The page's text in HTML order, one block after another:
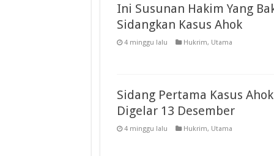
Ini Susunan Hakim Yang
Sidangkan Kasus Ahok
4 minggu lalu Hukrim, Utama
Sidang Pertama Kasus Ahok
Digelar 13 Desember
4 minggu lalu Hukrim, Utama